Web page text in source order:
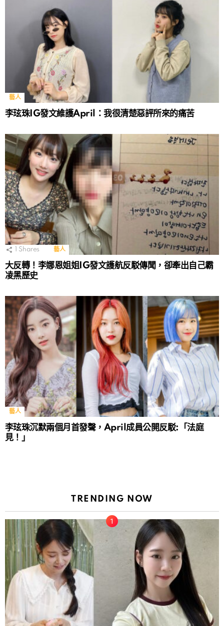
藝人
李玹珠IG發文維護April：我很清楚惡評所來的痛苦
Shares 藝人
大反轉！李娜恩姐姐IG發文護航反駁傳聞，卻牽出自己霸
凌黑歷史
藝人
李玹珠沉默兩個月首發聲，April成員公開反駁:「法庭
見！」
TRENDING NOW